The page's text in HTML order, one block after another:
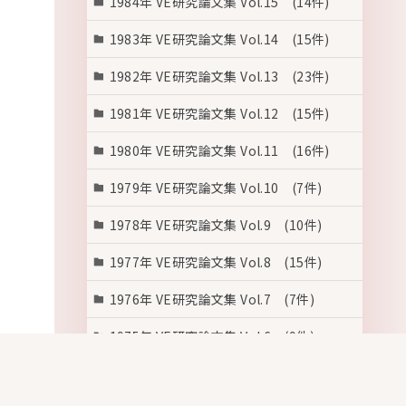
1983年 VE研究論文集 Vol.14 (15件)
1982年 VE研究論文集 Vol.13 (23件)
1981年 VE研究論文集 Vol.12 (15件)
1980年 VE研究論文集 Vol.11 (16件)
1979年 VE研究論文集 Vol.10 (7件)
1978年 VE研究論文集 Vol.9 (10件)
1977年 VE研究論文集 Vol.8 (15件)
1976年 VE研究論文集 Vol.7 (7件)
1975年 VE研究論文集 Vol.6 (9件)